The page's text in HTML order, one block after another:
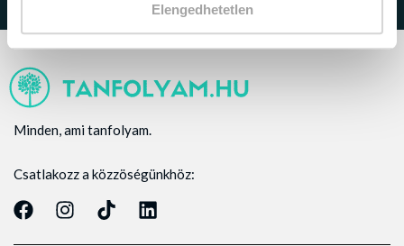
Elengedhetetlen
Minden, ami tanfolyam.
Csatlakozz a közzöségünkhöz: